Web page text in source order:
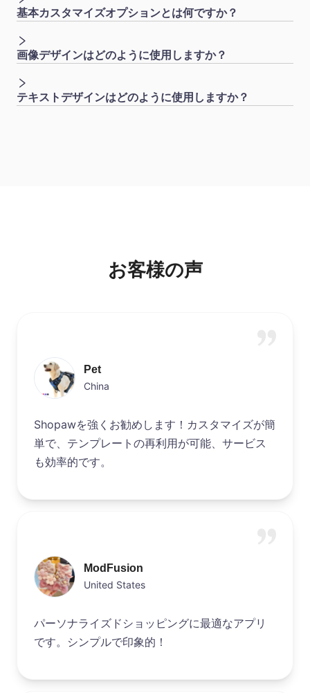
基本カスタマイズオプションとは何ですか？
画像デザインはどのように使用しますか？
テキストデザインはどのように使用しますか？
お客様の声
Pet
China
Shopawを強くお勧めします！カスタマイズが簡
単で、テンプレートの再利用が可能、サービス
も効率的です。
ModFusion
United States
パーソナライズドショッピングに最適なアプリ
です。シンプルで印象的！